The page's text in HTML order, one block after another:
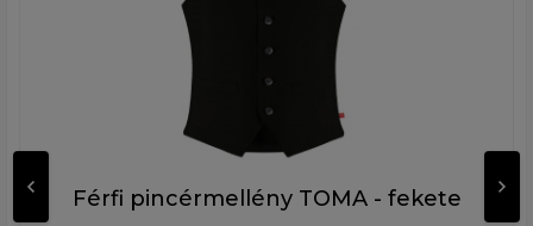
Férfi pincérmellény TOMA - fekete